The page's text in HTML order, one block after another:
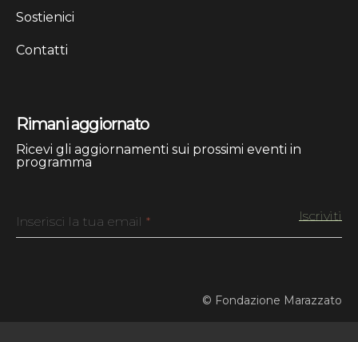
Sostienici
Contatti
Rimani aggiornato
Ricevi gli aggiornamenti sui prossimi eventi in
programma
Inserisci la tua email *
© Fondazione Marazzato